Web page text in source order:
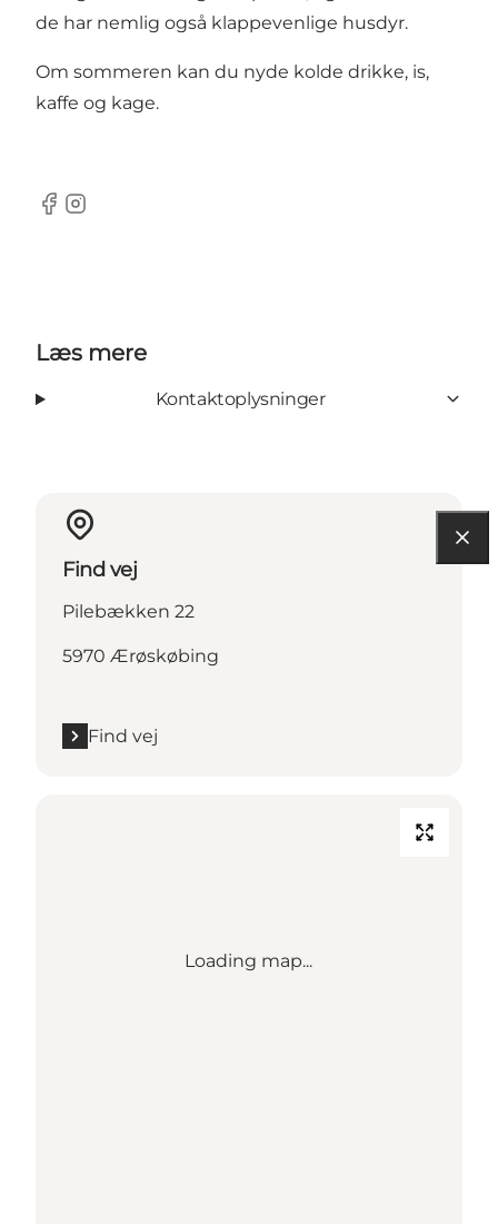
de har nemlig også klappevenlige husdyr.
Om sommeren kan du nyde kolde drikke, is,
kaffe og kage.
Facebook
Instagram
Læs mere
Kontaktoplysninger
Find vej
Pilebækken 22
5970 Ærøskøbing
Find vej
Loading map...